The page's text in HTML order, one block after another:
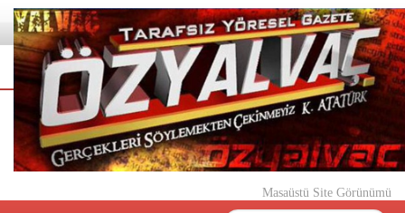
Masaüstü Site Görünümü